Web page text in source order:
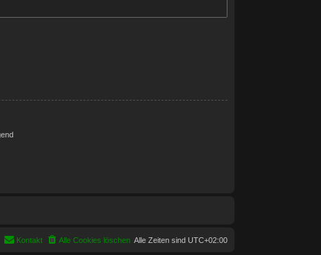
Alle Zeiten sind UTC+02:00
Alle Cookies löschen
Kontakt